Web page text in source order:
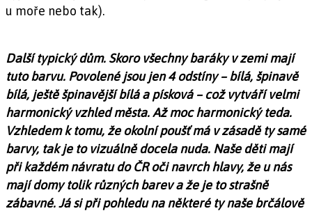
u moře nebo tak).
Další typický dům. Skoro všechny baráky v zemi mají
tuto barvu. Povolené jsou jen 4 odstíny – bílá, špinavě
bílá, ještě špinavější bílá a písková – což vytváří velmi
harmonický vzhled města. Až moc harmonický teda.
Vzhledem k tomu, že okolní poušť má v zásadě ty samé
barvy, tak je to vizuálně docela nuda. Naše děti mají
při každém návratu do ČR oči navrch hlavy, že u nás
mají domy tolik různých barev a že je to strašně
zábavné. Já si při pohledu na některé ty naše brčálově